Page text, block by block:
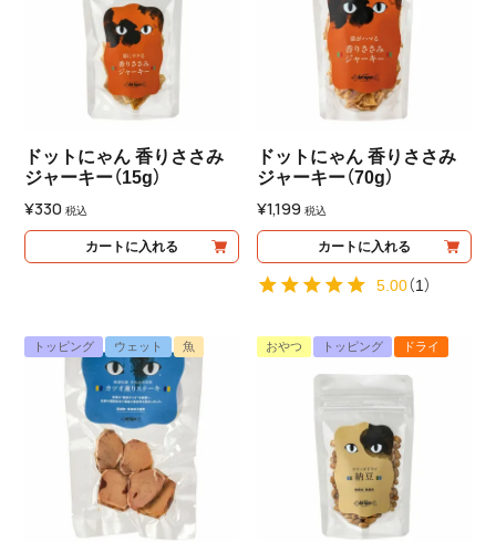
ドットにゃん 香りささみ
ジャーキー（15g）
¥330 税込
カートに入れる
ドットにゃん 香りささみ
ジャーキー（70g）
¥1,199 税込
カートに入れる
5.00（1）
トッピング ウェット 魚 おやつ トッピング ドライ